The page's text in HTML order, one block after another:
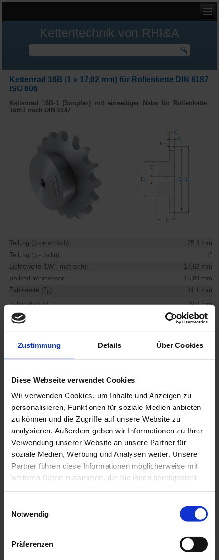
Zustimmung Details Über Cookies
Diese Webseite verwendet Cookies
Wir verwenden Cookies, um Inhalte und Anzeigen zu
personalisieren, Funktionen für soziale Medien anbieten
zu können und die Zugriffe auf unsere Website zu
analysieren. Außerdem geben wir Informationen zu Ihrer
Verwendung unserer Website an unsere Partner für
soziale Medien, Werbung und Analysen weiter. Unsere
Partner führen diese Informationen möglicherweise mit
weiteren Daten zusammen, die Sie ihnen bereitgestellt
Notwendig
Präferenzen
Kettentechnik von RHI&A
Kettenrad 16B (1 x 17,02 mm) für Rollenkette DIN 8187
ISO 606
Kettenrad 16B-1 (Simplex) mit einseitiger Nabe für
Rollenkette
16B-1 nach DIN 8187
Teilung (p - metrisch):
25,4 mm
Teilung (p - zollig):
1"
Lichteweite (LW - metrisch):
17,02 mm
Rollendurchmesser:
15,88 mm
Zahnbreite (Zb):
11,1 mm
Zahnradius (r):
19,0 mm
Kettenrad 16B-2 (Duplex) mit einseitiger Nabe für
25,4 mm
Lichteweite (LW - metrisch):
17,02 mm